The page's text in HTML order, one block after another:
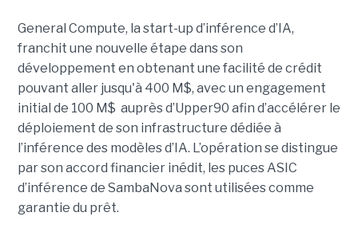
General Compute, la start-up d’inférence d’IA,
franchit une nouvelle étape dans son
développement en obtenant une facilité de crédit
pouvant aller jusqu'à 400 M$, avec un engagement
initial de 100 M$ auprès d’Upper90 afin d’accélérer le
déploiement de son infrastructure dédiée à
l’inférence des modèles d’IA. L’opération se distingue
par son accord financier inédit, les puces ASIC
d’inférence de SambaNova sont utilisées comme
garantie du prêt.